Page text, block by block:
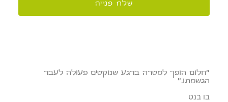
"חלום הופך למטרה ברגע שנוקטים פעולה לעבר
הגשמתו."
בו בנט